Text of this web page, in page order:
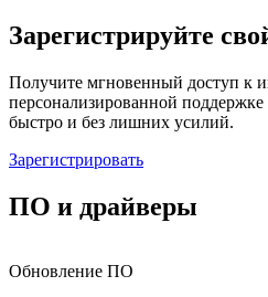
Зарегистрируйте
Получите мгновенный доступ к
персонализированной
быстро и без лишних усилий.
Зарегистрировать
ПО и драйверы
Обновление ПО